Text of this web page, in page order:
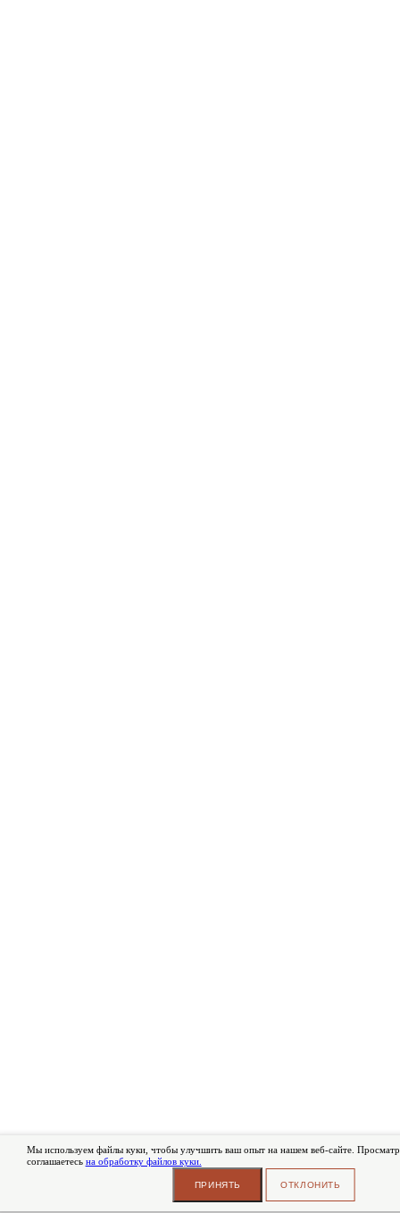
Мы используем файлы куки, чтобы улучшить ваш опыт на нашем веб-сайте.
соглашаетесь на обработку файлов куки.
ПРИНЯТЬ ОТКЛОНИТЬ